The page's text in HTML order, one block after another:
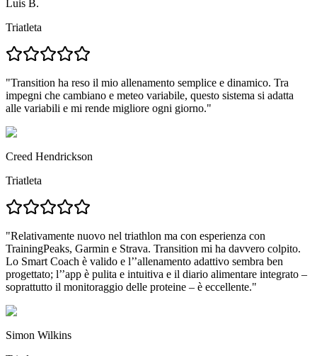
Luis B.
Triatleta
"Transition ha reso il mio allenamento semplice e dinamico. Tra
impegni che cambiano e meteo variabile, questo sistema si adatta
alle variabili e mi rende migliore ogni giorno."
Creed Hendrickson
Triatleta
"Relativamente nuovo nel triathlon ma con esperienza con
TrainingPeaks, Garmin e Strava. Transition mi ha davvero colpito.
Lo Smart Coach è valido e l’’allenamento adattivo sembra ben
progettato; l’’app è pulita e intuitiva e il diario alimentare integrato –
soprattutto il monitoraggio delle proteine – è eccellente."
Simon Wilkins